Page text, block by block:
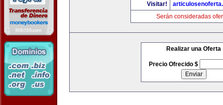
Visitar!
Serán consideradas
Realizar una Oferta
Precio Ofrecido $